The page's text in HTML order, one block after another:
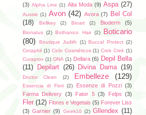
(3) Alpha Line (1) Alta Moda (9) Aspa (27)
Aussie (1) Avon (42) Avora (7)
Bel Col
(18)
Bellkey (2) Bioart (2) Bioderm (5)
Bionatus (2) Bothanico Hair (2)
Boticario
(80)
Boutique Judith (1) Buccal Protect (2)
Cetaphil (1) Ciclo Cosméticos (1) Crek Crek (1)
Curaprox (1) DNA (1) Dellara (6) Depil Bella
(11)
Depilart (26) Divina Dama (19)
Doctor Clean (2) Embelleze (129)
Essencia di Fiori (2) Essenze di Pozzi (3)
Farma Delivery (3) Fator 5 (3) Felps (3)
Fler (12) Flores e Vegetais (5) Forever Liss
(3) Garnier (9) Geek10 (2) Gllendex (11)